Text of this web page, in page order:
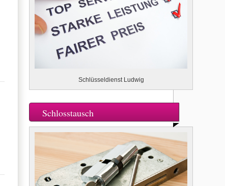
Schlüsseldienst Ludwig
Schlosstausch